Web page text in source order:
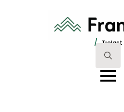
/ Trelast
Search
for: